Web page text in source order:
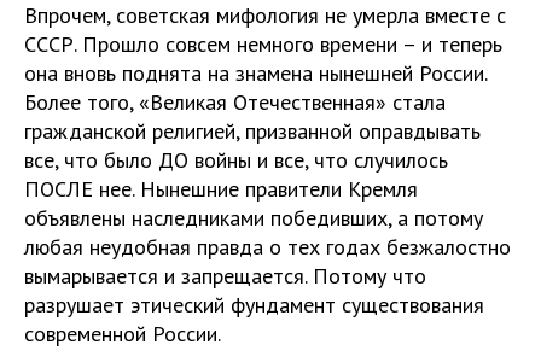
Впрочем, советская мифология не умерла вместе с
СССР. Прошло совсем немного времени – и теперь
она вновь поднята на знамена нынешней России.
Более того, «Великая Отечественная» стала
гражданской религией, призванной оправдывать
все, что было ДО войны и все, что случилось
ПОСЛЕ нее. Нынешние правители Кремля
объявлены наследниками победивших, а потому
любая неудобная правда о тех годах безжалостно
вымарывается и запрещается. Потому что
разрушает этический фундамент существования
современной России.